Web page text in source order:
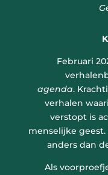
Februari
agenda.
verhalen
verstopt is
menselijke
anders dan
Als